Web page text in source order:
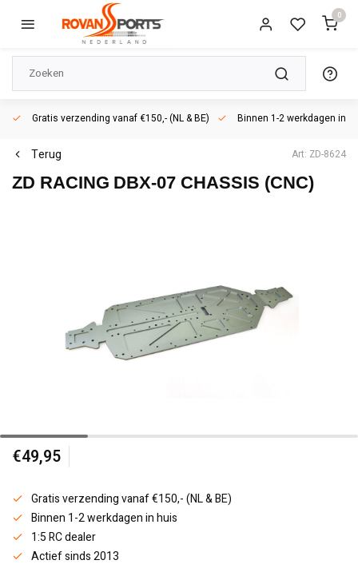
0
Gratis verzending vanaf €150,- (NL & BE) Binnen 1-2 werkdagen in
Terug Art: ZD-8624
ZD RACING DBX-07 CHASSIS (CNC)
€49,95
Gratis verzending vanaf €150,- (NL & BE)
Binnen 1-2 werkdagen in huis
1:5 RC dealer
Actief sinds 2013